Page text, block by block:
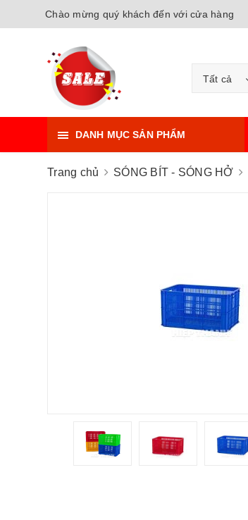
Chào mừng quý khách đến với cửa hàng
Tất cả
DANH MỤC SẢN PHẨM
Trang chủ SÓNG BÍT - SÓNG HỞ